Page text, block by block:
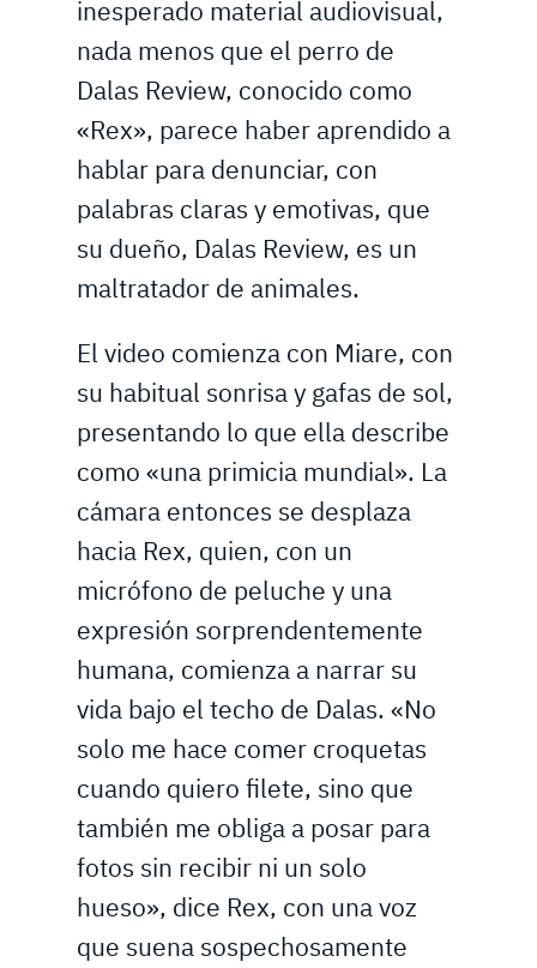
inesperado material audiovisual,
nada menos que el perro de
Dalas Review, conocido como
«Rex», parece haber aprendido a
hablar para denunciar, con
palabras claras y emotivas, que
su dueño, Dalas Review, es un
maltratador de animales.
El video comienza con Miare, con
su habitual sonrisa y gafas de sol,
presentando lo que ella describe
como «una primicia mundial». La
cámara entonces se desplaza
hacia Rex, quien, con un
micrófono de peluche y una
expresión sorprendentemente
humana, comienza a narrar su
vida bajo el techo de Dalas. «No
solo me hace comer croquetas
cuando quiero filete, sino que
también me obliga a posar para
fotos sin recibir ni un solo
hueso», dice Rex, con una voz
que suena sospechosamente